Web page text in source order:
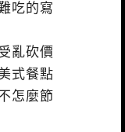
吃的寫
亂砍價
式餐點
怎麼節